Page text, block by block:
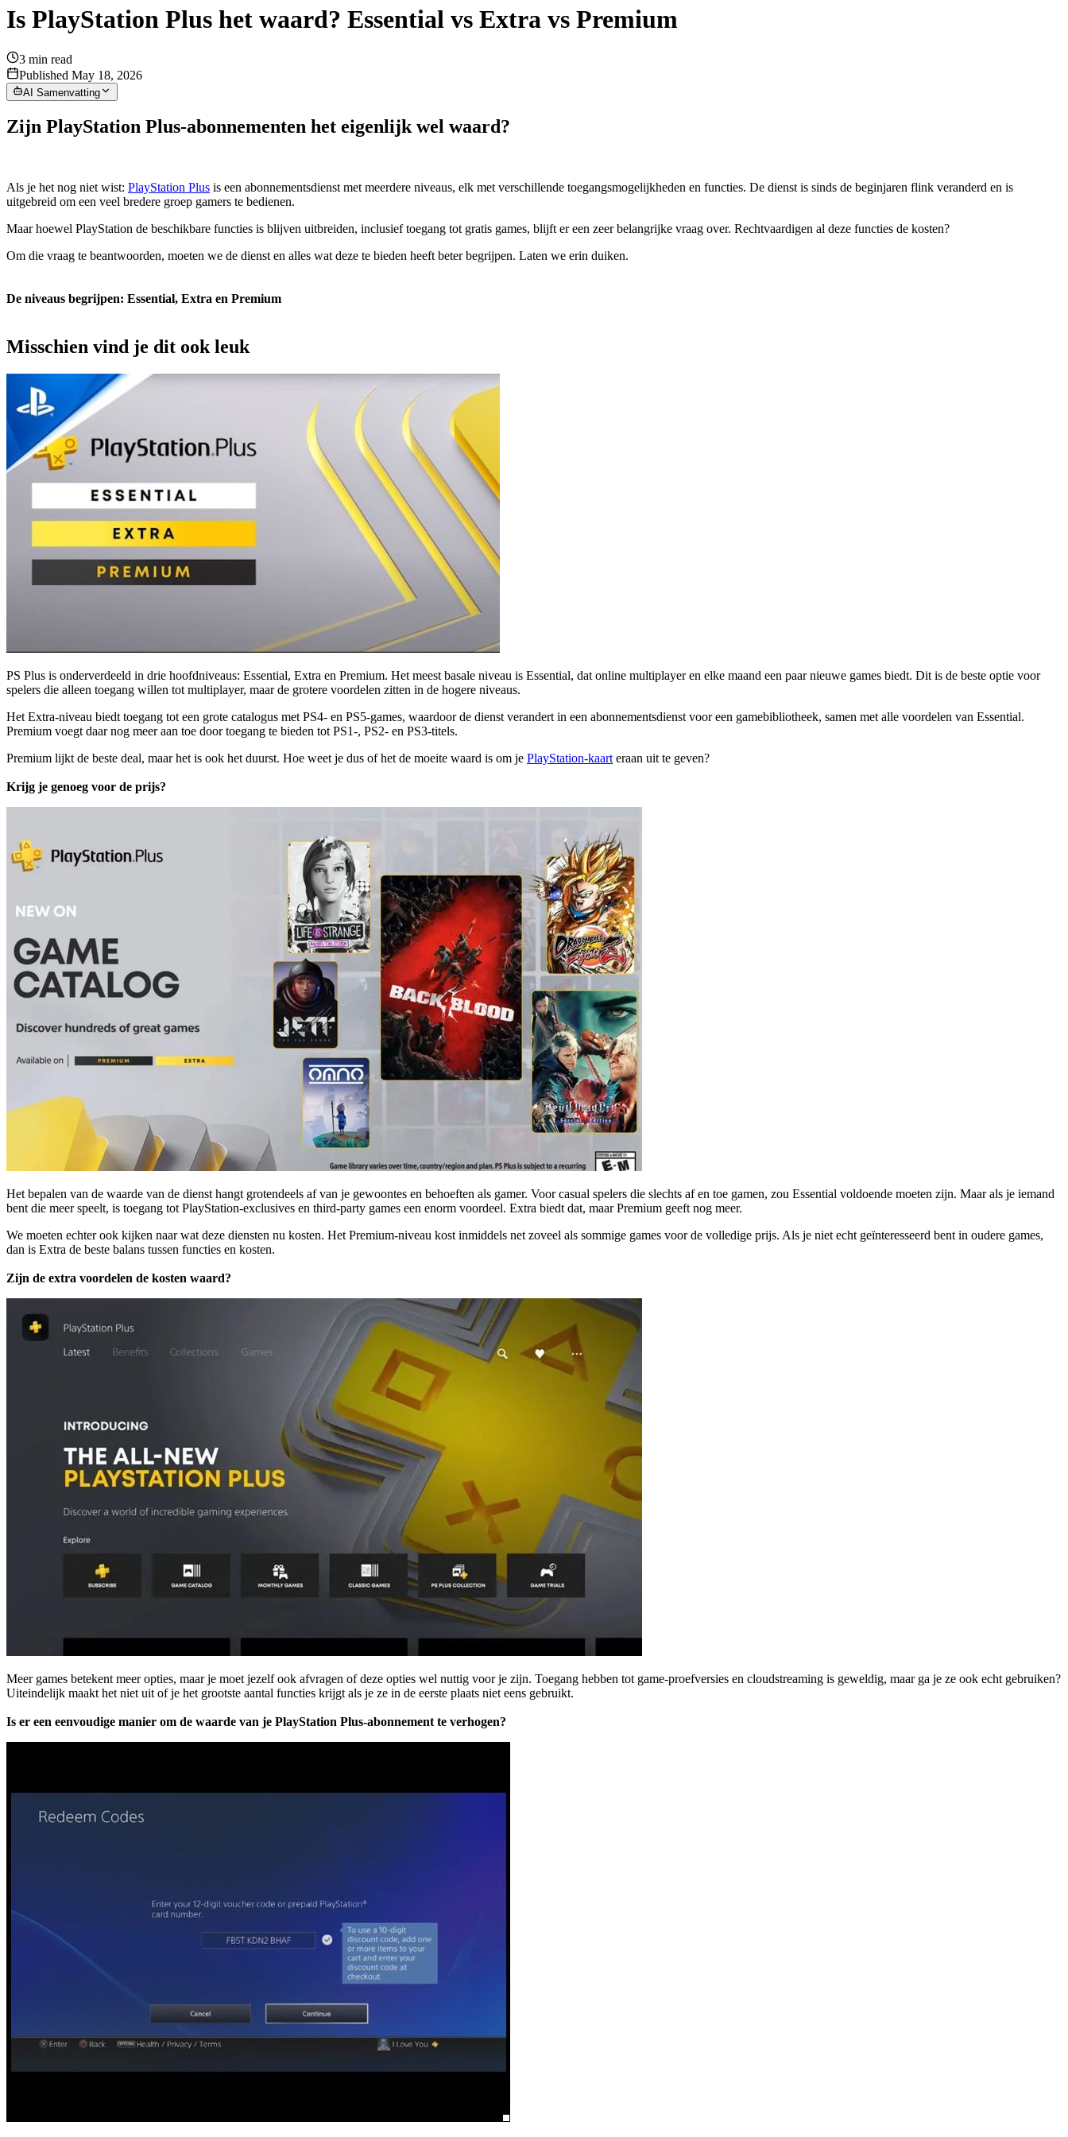
Is PlayStation Plus het waard? Essential vs Extra vs Premium
3 min read
Published May 18, 2026
AI Samenvatting
Zijn PlayStation Plus-abonnementen het eigenlijk wel waard?
Als je het nog niet wist: PlayStation Plus is een abonnementsdienst met meerdere niveaus, elk met verschillende toegangsmogelijkheden en functies. De dienst is sinds de beginjaren flink veranderd en is
uitgebreid om een veel bredere groep gamers te bedienen.
Maar hoewel PlayStation de beschikbare functies is blijven uitbreiden, inclusief toegang tot gratis games, blijft er een zeer belangrijke vraag over. Rechtvaardigen al deze functies de kosten?
Om die vraag te beantwoorden, moeten we de dienst en alles wat deze te bieden heeft beter begrijpen. Laten we erin duiken.
De niveaus begrijpen: Essential, Extra en Premium
Misschien vind je dit ook leuk
PS Plus is onderverdeeld in drie hoofdniveaus: Essential, Extra en Premium. Het meest basale niveau is Essential, dat online multiplayer en elke maand een paar nieuwe games biedt. Dit is de beste optie voor
spelers die alleen toegang willen tot multiplayer, maar de grotere voordelen zitten in de hogere niveaus.
Het Extra-niveau biedt toegang tot een grote catalogus met PS4- en PS5-games, waardoor de dienst verandert in een abonnementsdienst voor een gamebibliotheek, samen met alle voordelen van Essential.
Premium voegt daar nog meer aan toe door toegang te bieden tot PS1-, PS2- en PS3-titels.
Premium lijkt de beste deal, maar het is ook het duurst. Hoe weet je dus of het de moeite waard is om je PlayStation-kaart eraan uit te geven?
Krijg je genoeg voor de prijs?
Het bepalen van de waarde van de dienst hangt grotendeels af van je gewoontes en behoeften als gamer. Voor casual spelers die slechts af en toe gamen, zou Essential voldoende moeten zijn. Maar als je iemand
bent die meer speelt, is toegang tot PlayStation-exclusives en third-party games een enorm voordeel. Extra biedt dat, maar Premium geeft nog meer.
We moeten echter ook kijken naar wat deze diensten nu kosten. Het Premium-niveau kost inmiddels net zoveel als sommige games voor de volledige prijs. Als je niet echt geïnteresseerd bent in oudere games,
dan is Extra de beste balans tussen functies en kosten.
Zijn de extra voordelen de kosten waard?
Meer games betekent meer opties, maar je moet jezelf ook afvragen of deze opties wel nuttig voor je zijn. Toegang hebben tot game-proefversies en cloudstreaming is geweldig, maar ga je ze ook echt gebruiken?
Uiteindelijk maakt het niet uit of je het grootste aantal functies krijgt als je ze in de eerste plaats niet eens gebruikt.
Is er een eenvoudige manier om de waarde van je PlayStation Plus-abonnement te verhogen?